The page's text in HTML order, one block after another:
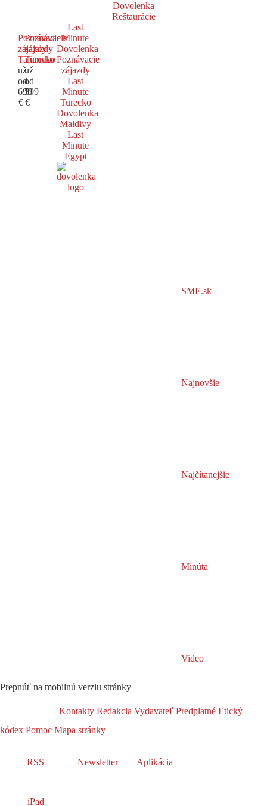
Dovolenka
Reštaurácie
Poznávacie
zájazdy
Taliansko
už
od
699
€
Poznávacie
zájazdy
Turecko
už
od
599
€
Last
Minute
Dovolenka
Poznávacie
zájazdy
Last
Minute
Turecko
Dovolenka
Maldivy
Last
Minute
Egypt
SME.sk
Najnovšie
Najčítanejšie
Minúta
Video
Prepnúť na mobilnú verziu stránky
Kontakty Redakcia Vydavateľ Predplatné Etický
kódex Pomoc Mapa stránky
RSS Newsletter Aplikácia
iPad